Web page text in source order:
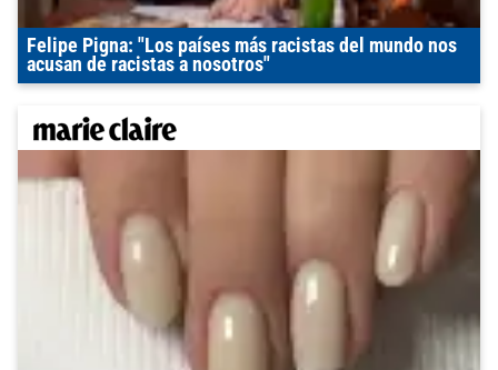
Felipe Pigna: "Los países más racistas del mundo nos
acusan de racistas a nosotros"